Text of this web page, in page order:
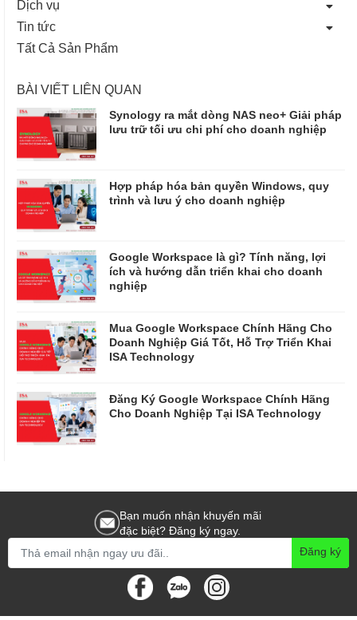
Dịch vụ
Tin tức
Tất Cả Sản Phẩm
BÀI VIẾT LIÊN QUAN
Synology ra mắt dòng NAS neo+ Giải pháp
lưu trữ tối ưu chi phí cho doanh nghiệp
Hợp pháp hóa bản quyền Windows, quy
trình và lưu ý cho doanh nghiệp
Google Workspace là gì? Tính năng, lợi
ích và hướng dẫn triển khai cho doanh
nghiệp
Mua Google Workspace Chính Hãng Cho
Doanh Nghiệp Giá Tốt, Hỗ Trợ Triển Khai
ISA Technology
Đăng Ký Google Workspace Chính Hãng
Cho Doanh Nghiệp Tại ISA Technology
Bạn muốn nhận khuyến mãi
đặc biệt? Đăng ký ngay.
Đăng ký